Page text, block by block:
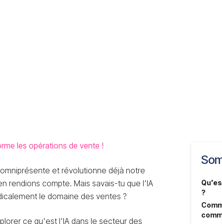
les opérations de vente !
et révolutionne déjà notre
rendions compte. Mais savais-tu que l'IA
le domaine des ventes ?
ce qu'est l'IA dans le secteur des
?